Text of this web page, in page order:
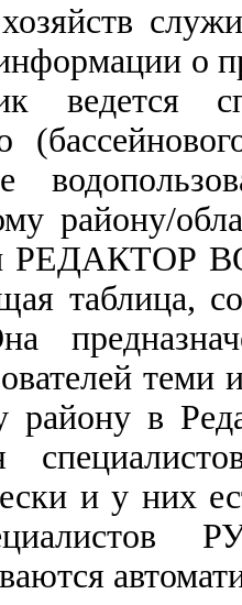
о
ведется
району/
РЕДАКТОР
таблица,
району в
и у них